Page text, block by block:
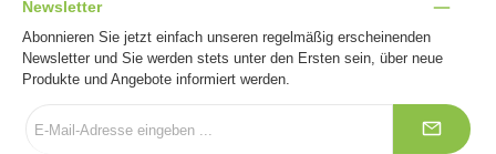
Newsletter
Abonnieren Sie jetzt einfach unseren regelmäßig erscheinenden
Newsletter und Sie werden stets unter den Ersten sein, über neue
Produkte und Angebote informiert werden.
Mail-